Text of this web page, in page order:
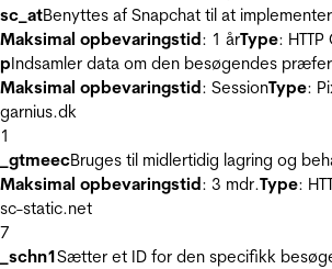
sc_atBenyttes af Snapchat til at
Maksimal opbevaringstid: 1 årType:
pIndsamler data om den besøgendes
Maksimal opbevaringstid: SessionType:
garnius.dk
1
_gtmeecBruges til midlertidig lagring og
Maksimal opbevaringstid: 3 mdr.Type:
sc-static.net
7
_schn1Sætter et ID for den specifikk